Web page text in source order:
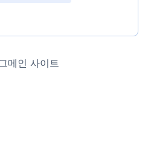
메인 사이트